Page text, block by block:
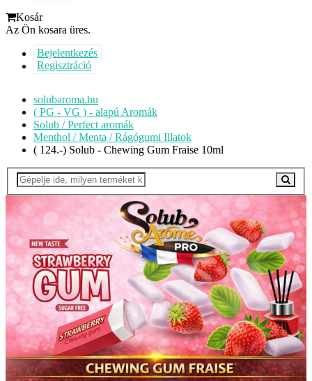
Kosár
Az Ön kosara üres.
Bejelentkezés
Regisztráció
solubaroma.hu
( PG - VG ) - alapú Aromák
Solub / Perfect aromák
Menthol / Menta / Rágógumi Illatok
( 124.-) Solub - Chewing Gum Fraise 10ml